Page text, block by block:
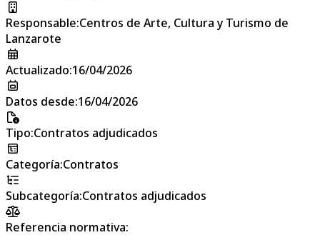
Responsable:Centros de Arte, Cultura y Turismo de
Lanzarote
Actualizado:16/04/2026
Datos desde:16/04/2026
Tipo:Contratos adjudicados
Categoría:Contratos
Subcategoría:Contratos adjudicados
Referencia normativa: